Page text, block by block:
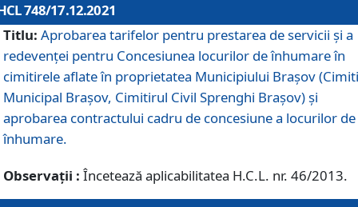
748/17.12.2021
Titlu: Aprobarea tarifelor pentru prestarea de servicii şi a
redevenţei pentru Concesiunea locurilor de înhumare în
cimitirele aflate în proprietatea Municipiului Braşov
Municipal Braşov, Cimitirul Civil Sprenghi Braşov) şi
aprobarea contractului cadru de concesiune a locurilor de
înhumare.
Observații : Încetează aplicabilitatea H.C.L. nr. 46/2013.